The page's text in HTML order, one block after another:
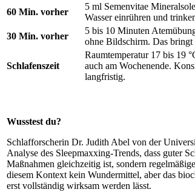
60 Min. vorher
5 ml Semenvitae
Wasser einrühren und
30 Min. vorher
5 bis 10 Minuten
ohne Bildschirm. Das
Schlafenszeit
Raumtemperatur 17 bis 19
auch am Wochenende.
langfristig.
Wusstest du?
Schlafforscherin Dr. Judith Abel von der
Analyse des Sleepmaxxing-Trends, dass guter
Maßnahmen gleichzeitig ist, sondern
diesem Kontext kein Wundermittel, aber das
erst vollständig wirksam werden lässt.